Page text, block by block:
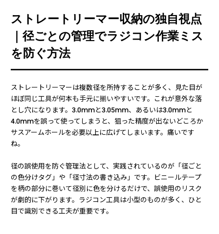
ストレートリーマー収納の独自視点
｜径ごとの管理でラジコン作業ミス
を防ぐ方法
ストレートリーマーは複数径を所持することが多く、見た目が
ほぼ同じ工具が何本も手元に揃いやすいです。これが意外な落
とし穴になります。3.0mmと3.05mm、あるいは3.0mmと
4.0mmを誤って使ってしまうと、狙った精度が出ないどころか
サスアームホールを必要以上に広げてしまいます。痛いです
ね。
径の誤使用を防ぐ管理法として、実践されているのが「径ごと
の色分けタグ」や「径寸法の書き込み」です。ビニールテープ
を柄の部分に巻いて径別に色を分けるだけで、誤使用のリスク
が劇的に下がります。ラジコン工具は小型のものが多く、ひと
目で識別できる工夫が重要です。